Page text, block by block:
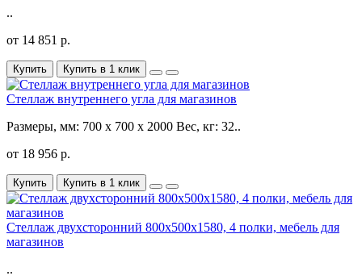
..
от 14 851 р.
Купить Купить в 1 клик
Стеллаж внутреннего угла для магазинов
Размеры, мм: 700 x 700 x 2000 Вес, кг: 32..
от 18 956 р.
Купить Купить в 1 клик
Стеллаж двухсторонний 800х500х1580, 4 полки, мебель для
магазинов
..